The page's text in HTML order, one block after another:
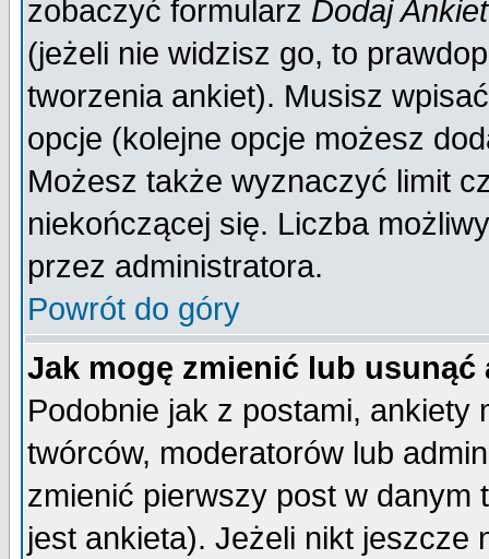
zobaczyć formularz Dodaj
(jeżeli nie widzisz go, to
tworzenia ankiet). Musisz
opcje (kolejne opcje możesz
Możesz także wyznaczyć limit
niekończącej się. Liczba
przez administratora.
Powrót do góry
Jak mogę zmienić lub usunąć
Podobnie jak z postami,
twórców, moderatorów lub
zmienić pierwszy post w
jest ankieta). Jeżeli nikt jeszcze